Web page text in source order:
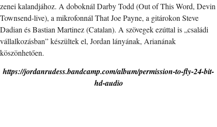
zenei kalandjához. A doboknál Darby Todd (Out of This Word, Devin
Townsend-live), a mikrofonnál That Joe Payne, a gitárokon Steve
Dadian és Bastian Martinez (Catalan). A szövegek ezúttal is „családi
vállalkozásban” készültek el, Jordan lányának, Arianának
köszönhetően.
https://jordanrudess.bandcamp.com/album/permission-to-fly-24-bit-
hd-audio